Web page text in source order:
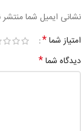
نشانی ایمیل شما
امتیاز شما*
دیدگاه شما*